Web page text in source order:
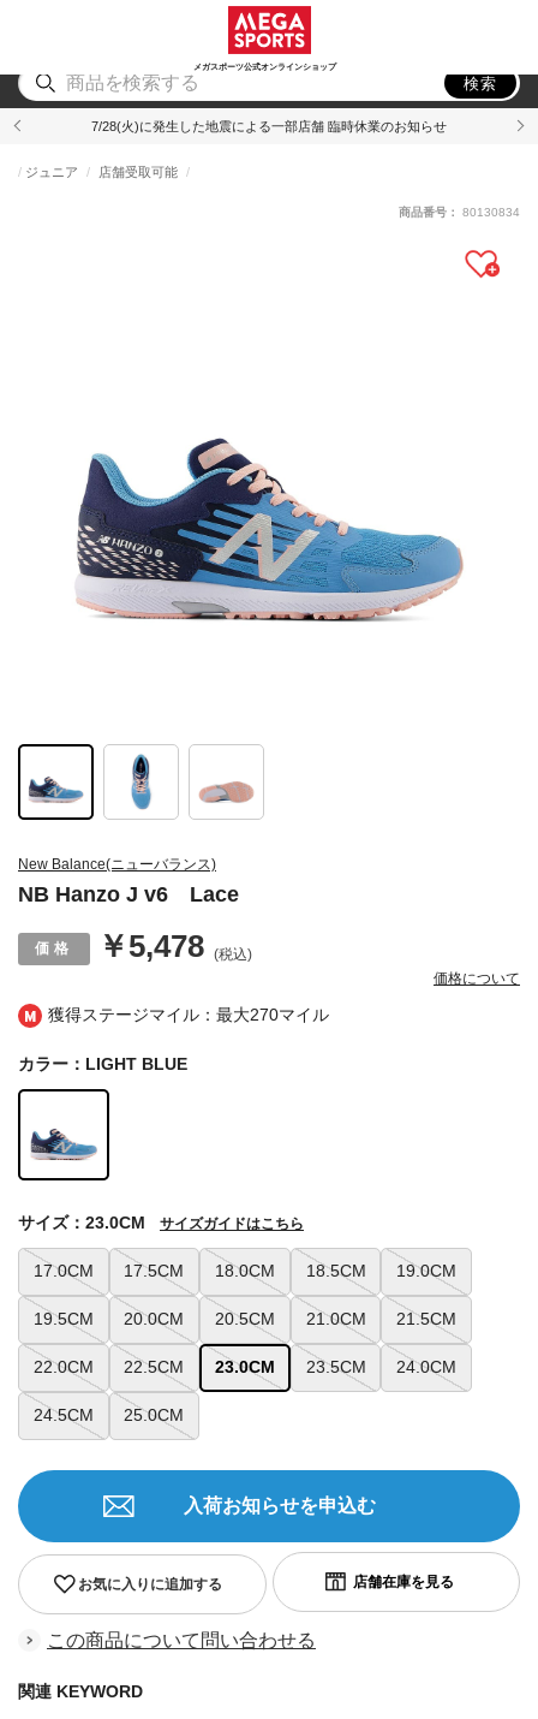
メガスポーツ公式オンラインショップ
アウトドア
検索
7/28(火)に発生した地震による一部店舗 臨時休業のお知らせ
獲得ステージマイル：最大270マイル
New Balance(ニューバランス)
NB Hanzo J v6 Lace
ジュニア 店舗受取可能
￥5,478 (税込)
価格について
商品番号： 80130834
カラー：LIGHT BLUE
17.0CM 17.5CM 18.0CM 18.5CM 19.0CM
19.5CM 20.0CM 20.5CM 21.0CM 21.5CM
22.0CM 22.5CM 23.0CM 23.5CM 24.0CM
24.5CM 25.0CM
サイズ：23.0CM サイズガイドはこちら
お気に入りに追加する
入荷お知らせを申込む
この商品について問い合わせる
関連 KEYWORD